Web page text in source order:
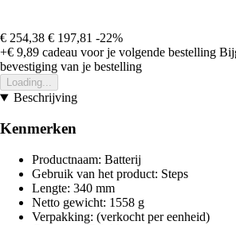
€ 254,38 € 197,81 -22%
+€ 9,89 cadeau voor je volgende bestelling
bevestiging van je bestelling
Loading...
Beschrijving
Kenmerken
Productnaam: Batterij
Gebruik van het product: Steps
Lengte: 340 mm
Netto gewicht: 1558 g
Verpakking: (verkocht per eenheid)